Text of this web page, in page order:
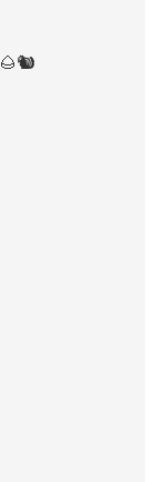
🌰🐿